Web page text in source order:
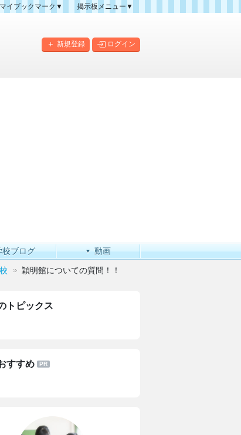
マイブックマーク▼
掲示板メニュー▼
掲示板マップ
新規登録 ログイン
校ブログ 動画
穎明館についての質問！！
トピックス
すすめ